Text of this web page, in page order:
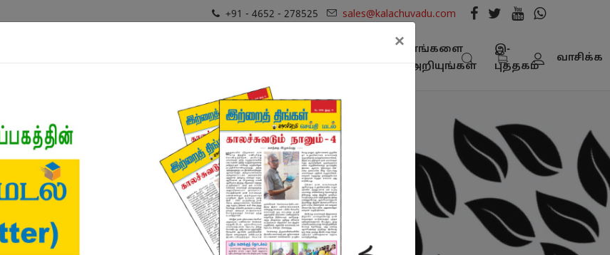
+91 - 4652 - 278525 sales@kalachuvadu.com
எங்களை
அறியுங்கள்
இ-
புத்தகம்
வாசிக்க
×
நூல்கள் / விற்பனையில் சிறந்தவை / நகுலன்